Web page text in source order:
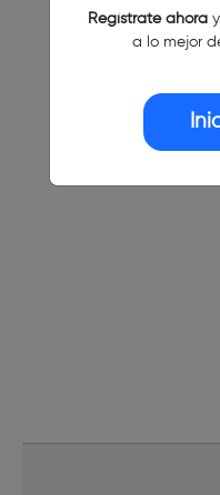
Regístrate ahoray
a lo mejor